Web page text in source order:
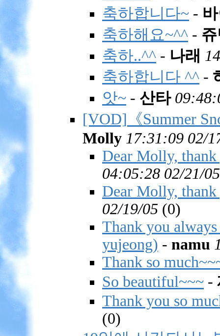
축하합니다~ -
축하해요~^^ -
축하..^^ - 나래
축하합니다 ^^ -
앗~ - 산타
[VOD]《Summer
Molly 17:31:09 02/
Dear Molly,
04:05:28 02/21/05
Dear Molly,
02/19/05 (0)
Thank you
yujeong) - namu
Thank so
So beautiful~~~ -
Thank you so
(0)